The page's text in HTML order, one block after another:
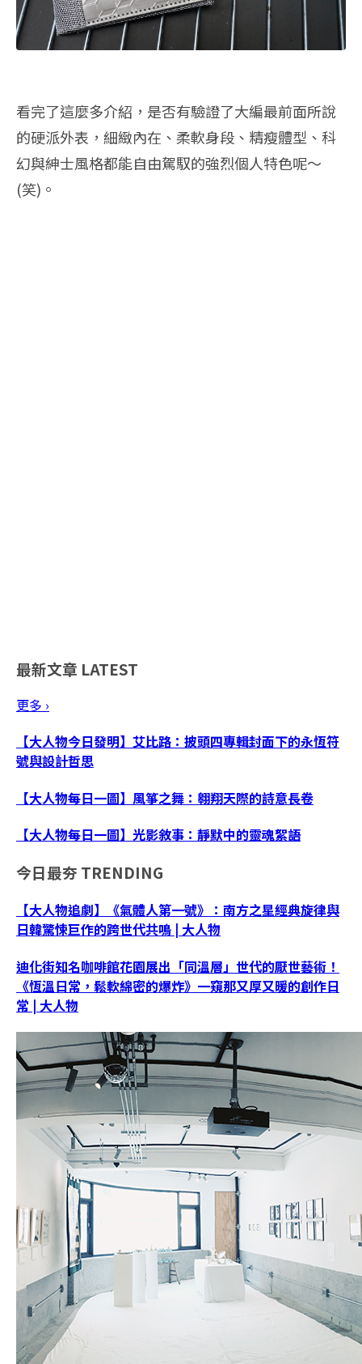
看完了這麼多介紹，是否有驗證了大編最前面所說
的硬派外表，細緻內在、柔軟身段、精瘦體型、科
幻與紳士風格都能自由駕馭的強烈個人特色呢～
(笑)。
最新文章 LATEST
更多 ›
【大人物今日發明】艾比路：披頭四專輯封面下的永恆符
號與設計哲思
【大人物每日一圖】風箏之舞：翱翔天際的詩意長卷
【大人物每日一圖】光影敘事：靜默中的靈魂絮語
今日最夯 TRENDING
【大人物追劇】《氣體人第一號》：南方之星經典旋律與
日韓驚悚巨作的跨世代共鳴 | 大人物
迪化街知名咖啡館花園展出「同溫層」世代的厭世藝術！
《恆溫日常，鬆軟綿密的爆炸》一窺那又厚又暖的創作日
常 | 大人物